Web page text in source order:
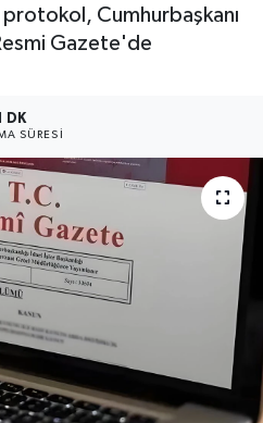
Cumhurbaşkanı
Gazete'de
1 DK
SÜRESI